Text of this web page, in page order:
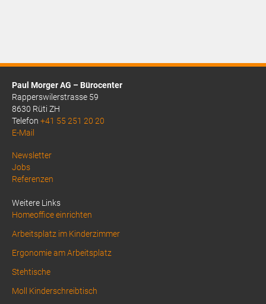
Paul Morger AG – Bürocenter
Rapperswilerstrasse 59
8630 Rüti ZH
Telefon +41 55 251 20 20
E-Mail
Above
Footer
Newsletter
Jobs
Referenzen
Weitere Links
Homeoffice einrichten
Arbeitsplatz im Kinderzimmer
Ergonomie am Arbeitsplatz
Stehtische
Moll Kinderschreibtisch